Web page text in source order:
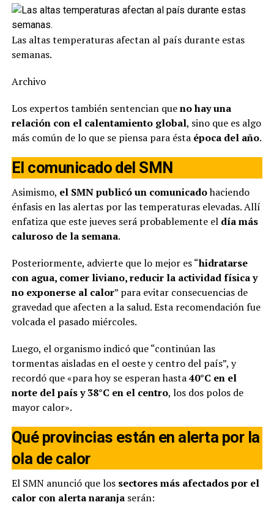
Las altas temperaturas afectan al país durante estas
semanas.
Archivo
Los expertos también sentencian queno hay una
relación con el calentamiento global, sino que es algo
más común de lo que se piensa para ésta época del año.
El comunicado del SMN
Asimismo, el SMN publicó un comunicadohaciendo
énfasis en las alertas por las temperaturas elevadas. Allí
enfatiza que este jueves será probablemente el día más
caluroso de la semana.
Posteriormente, advierte que lo mejor es “hidratarse
con agua, comer liviano, reducir la actividad física y
no exponerse al calor” para evitar consecuencias de
gravedad que afecten a la salud. Esta recomendación fue
volcada el pasado miércoles.
Luego, el organismo indicó que “continúan las
tormentas aisladas en el oeste y centro del país”, y
recordó que «para hoy se esperan hasta40°C en el
norte del país y 38°C en el centro, los dos polos de
mayor calor».
Qué provincias están en alerta por la
ola de calor
El SMN anunció que los sectores más afectados por el
calor con alerta naranja serán: